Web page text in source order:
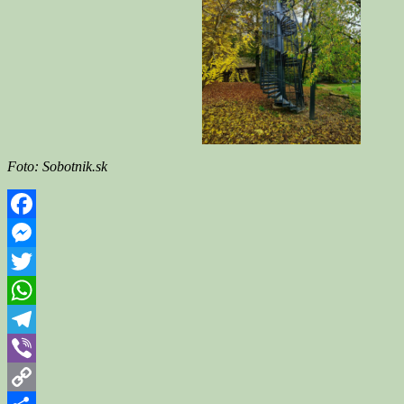
Foto: Sobotnik.sk
Facebook
Messenger
Twitter
WhatsApp
Telegram
Viber